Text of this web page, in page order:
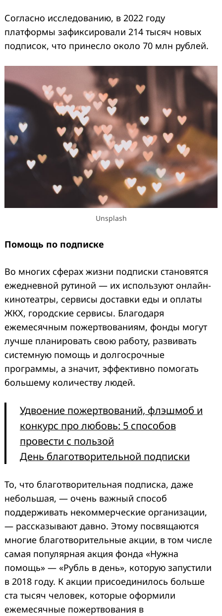
Согласно исследованию, в 2022 году
платформы зафиксировали 214 тысяч новых
подписок, что принесло около 70 млн рублей.
Unsplash
Помощь по подписке
Во многих сферах жизни подписки становятся
ежедневной рутиной — их используют онлайн-
кинотеатры, сервисы доставки еды и оплаты
ЖКХ, городские сервисы. Благодаря
ежемесячным пожертвованиям, фонды могут
лучше планировать свою работу, развивать
системную помощь и долгосрочные
программы, а значит, эффективно помогать
большему количеству людей.
Удвоение пожертвований, флэшмоб и
конкурс про любовь: 5 способов
провести с пользой
День благотворительной подписки
То, что благотворительная подписка, даже
небольшая, — очень важный способ
поддерживать некоммерческие организации,
— рассказывают давно. Этому посвящаются
многие благотворительные акции, в том числе
самая популярная акция фонда «Нужна
помощь» — «Рубль в день», которую запустили
в 2018 году. К акции присоединилось больше
ста тысяч человек, которые оформили
ежемесячные пожертвования в